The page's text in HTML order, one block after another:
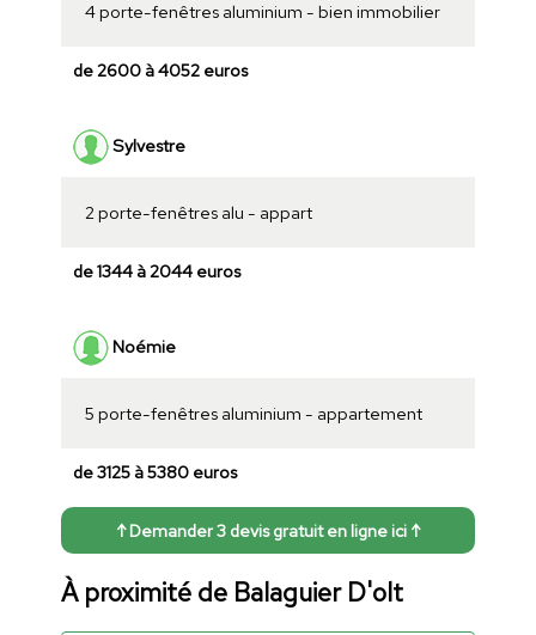
4 porte-fenêtres aluminium - bien immobilier
de 2600 à 4052 euros
Sylvestre
2 porte-fenêtres alu - appart
de 1344 à 2044 euros
Noémie
5 porte-fenêtres aluminium - appartement
de 3125 à 5380 euros
↑ Demander 3 devis gratuit en ligne ici ↑
À proximité de Balaguier D'olt